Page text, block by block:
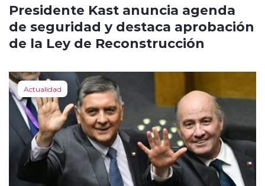
Presidente Kast anuncia agenda
de seguridad y destaca aprobación
de la Ley de Reconstrucción
Actualidad